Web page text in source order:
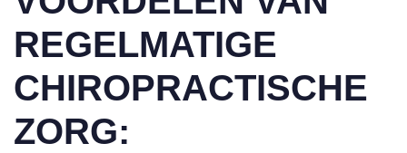
REGELMATIGE
CHIROPRACTISCHE
ZORG: